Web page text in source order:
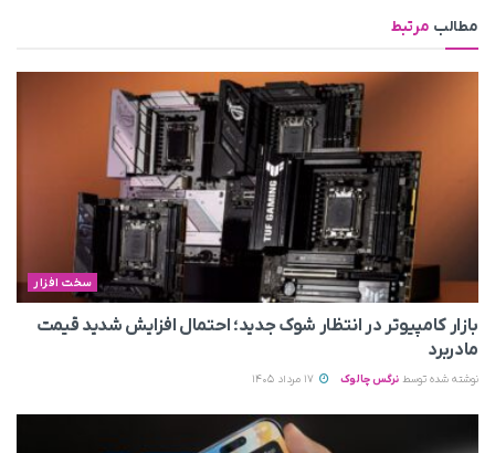
مطالب مرتبط
سخت افزار
بازار کامپیوتر در انتظار شوک جدید؛ احتمال افزایش شدید قیمت
مادربرد
نوشته شده توسط نرگس چالوک